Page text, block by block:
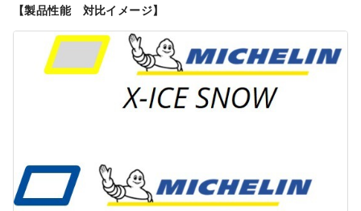
【製品性能 対比イメージ】